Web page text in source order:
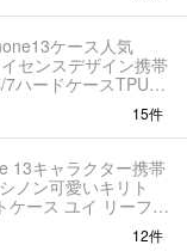
ケース人気
センスデザイン携帯
ハードケースTPUソ
15件
13キャラクター携帯
ノン可愛いキリト
ケース ユイ リーファ
Pro M
12件